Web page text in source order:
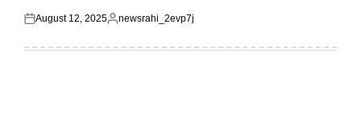
Posted
August 12, 2025
Posted
newsrahi_2evp7j